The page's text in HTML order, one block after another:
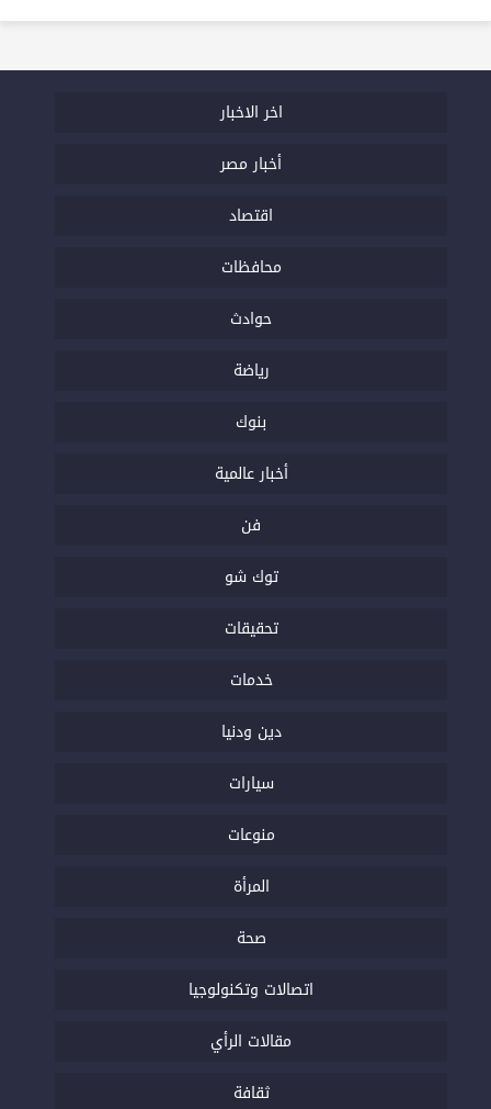
اخر الاخبار
أخبار مصر
اقتصاد
محافظات
حوادث
رياضة
بنوك
أخبار عالمية
فن
توك شو
تحقيقات
خدمات
دين ودنيا
سيارات
منوعات
المرأة
صحة
اتصالات وتكنولوجيا
مقالات الرأي
ثقافة